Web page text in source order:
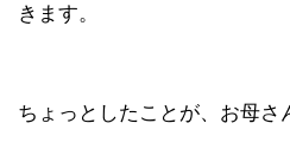
きます。
ちょっとしたことが、お母さ